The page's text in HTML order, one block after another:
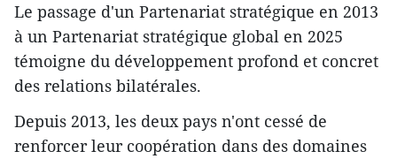
Le passage d'un Partenariat stratégique en 2013
à un Partenariat stratégique global en 2025
témoigne du développement profond et concret
des relations bilatérales.
Depuis 2013, les deux pays n'ont cessé de
renforcer leur coopération dans des domaines